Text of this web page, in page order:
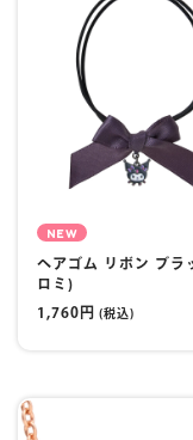
NEW
ヘアゴム リボン ブラ
ロミ)
1,760円 (税込)